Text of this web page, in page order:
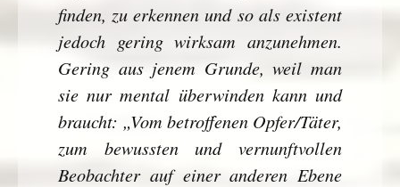
finden, zu erkennen und so als existent
jedoch gering wirksam anzunehmen.
Gering aus jenem Grunde, weil man
sie nur mental überwinden kann und
braucht: „Vom betroffenen Opfer/Täter,
zum bewussten und vernunftvollen
Beobachter auf einer anderen Ebene